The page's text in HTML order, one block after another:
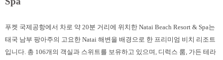
푸켓 국제공항에서 차로 약 20분 거리에 위치한 Natai Beach Resort & Spa는
태국 남부 팡아주의 고요한 Natai 해변을 배경으로 한 프리미엄 비치 리조트
입니다. 총 106개의 객실과 스위트를 보유하고 있으며, 디럭스 룸, 가든 테라